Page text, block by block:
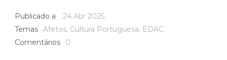
Publicado a
24 Abr 2025
Temas Afetos, Cultura Portuguesa, EDAC
Comentários
0